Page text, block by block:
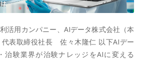
活用カンパニー、AIデータ株式会社（本
代表取締役社長 佐々木隆仁 以下AIデー
治験業界が治験ナレッジをAIに変える